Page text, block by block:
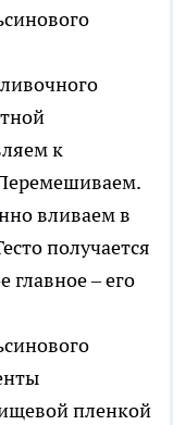
к
вливаем в
получается
главное – его
пленкой